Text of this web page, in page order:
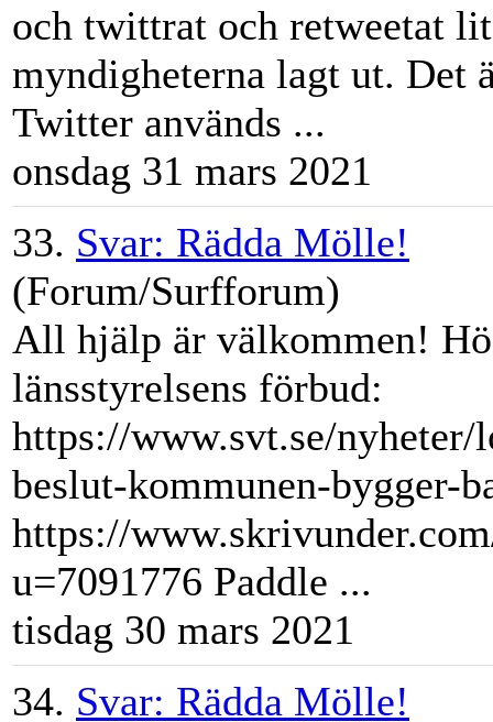
och twittrat och retweetat
myndigheterna lagt ut. Det
Twitter används ...
onsdag 31 mars 2021
33. Svar: Rädda Mölle!
(Forum/Surfforum)
All hjälp är välkommen!
länsstyrelsens förbud:
https://www.svt.se/
beslut-kommunen-bygger-
https://
u=7091776 Paddle ...
tisdag 30 mars 2021
34. Svar: Rädda Mölle!